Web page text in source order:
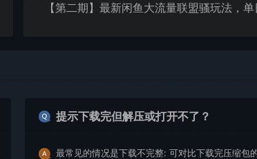
提示下载完但解压或打开不了？
最常见的情况是下载不完整: 可对比下载完压缩包